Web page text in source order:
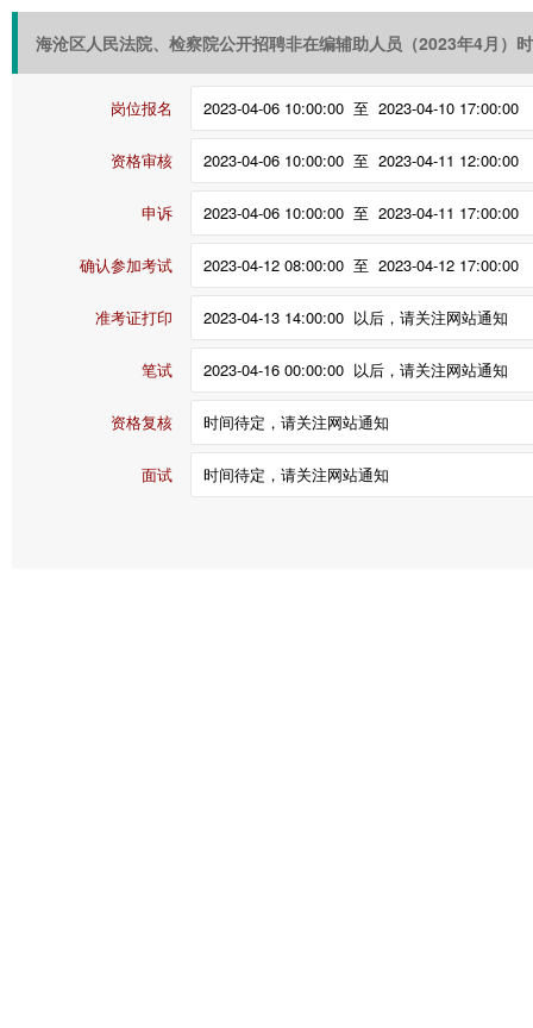
海沧区人民法院、检察院公开招聘非在编辅助人员（2023年4月）
岗位报名
资格审核
申诉
确认参加考试
准考证打印
笔试
资格复核
面试